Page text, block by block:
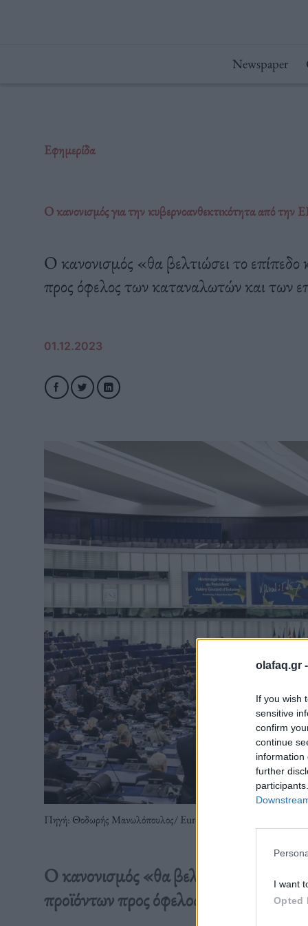
olafaq.gr -
If you wish
sensitive
confirm
continue
information
further
I want
Opted
Newspaper
Εφημερίδα
Ο κανονισμός για την κυβερνοανθεκτικότητα από την
Ο κανονισμός «θα βελτιώσει το
προς όφελος των καταναλωτών και των
01.12.2023
Πηγή: Θοδωρής Μανωλόπουλος/ Eurokinissi
Ο κανονισμός «θα βελτιώσει το
προϊόντων προς όφελος των